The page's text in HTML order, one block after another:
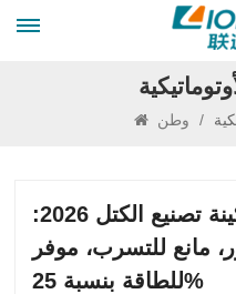
/
نظام هيدروليكي لماكينة تصنيع الكتل 2026:
مانع للتسرب، موفر
للطاقة بنسبة 25%